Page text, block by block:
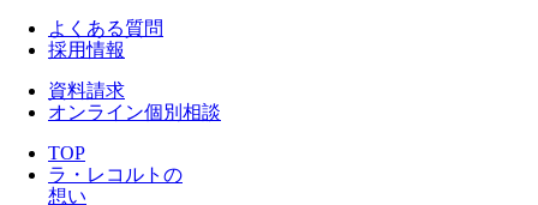
よくある質問
採用情報
資料請求
オンライン個別相談
TOP
ラ・レコルトの
想い